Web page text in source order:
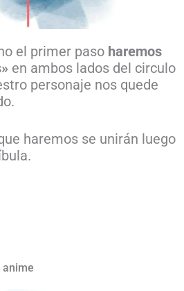
el primer paso haremos
en ambos lados del circulo
personaje nos quede
haremos se unirán luego
anime